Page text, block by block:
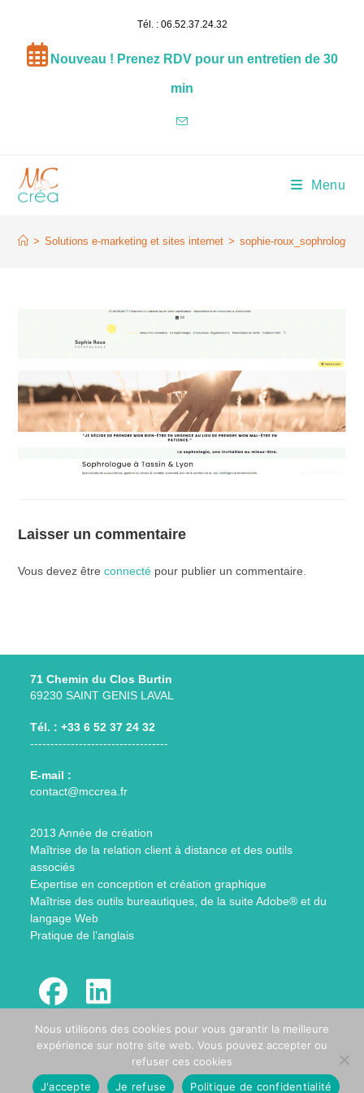
content
Tél. : 06.52.37.24.32
Nouveau ! Prenez RDV pour un entretien de 30
min
Menu
> Solutions e-marketing et sites internet > sophie-roux_sophrologue
Laisser un commentaire
Vous devez êtreconnecté pour publier un commentaire.
71 Chemin du Clos Burtin
69230 SAINT GENIS LAVAL
Tél. : +33 6 52 37 24 32
----------------------------------
E-mail :
contact@mccrea.frS’ouvre
application
2013 Année de création
Maîtrise de la relation client à distance et des outils
associés
Expertise en conception et création graphique
Maîtrise des outils bureautiques, de la suite Adobe® et du
langage Web
Pratique de l’anglais
dans
un
onglet
dans
un
onglet
Mentions légales Politique de confidentialité
Nous utilisons des cookies pour vous garantir la meilleure
expérience sur notre site web. Vous pouvez accepter ou
refuser ces cookies
J'accepte
Je refuse Politique de confidentialité